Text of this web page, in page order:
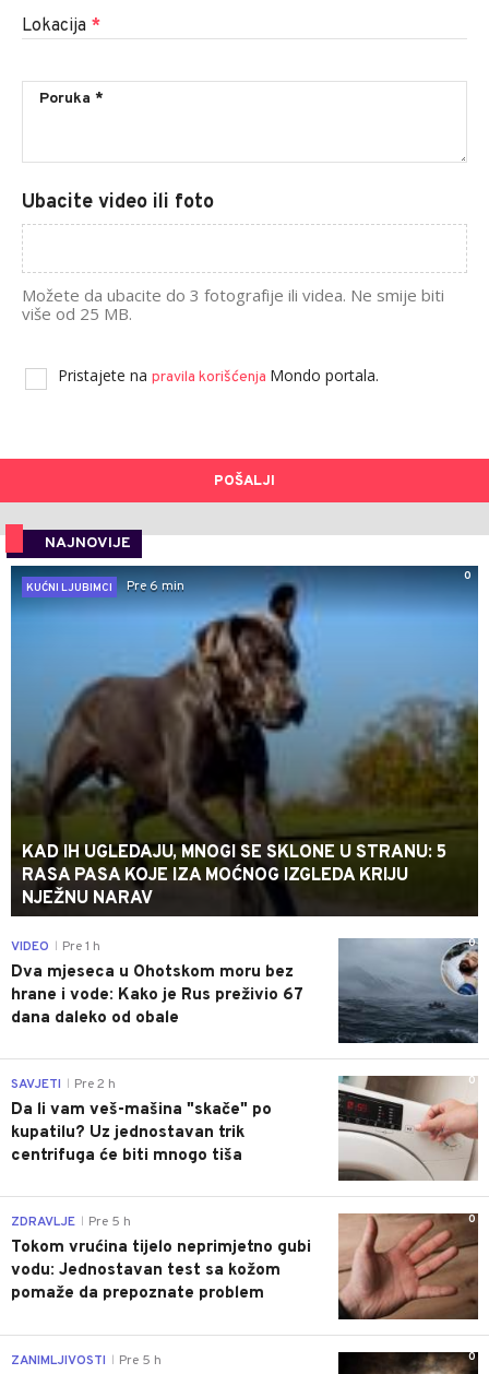
Lokacija *
Ubacite video ili foto
Možete da ubacite do 3 fotografije ili videa. Ne smije biti
više od 25 MB.
Pristajete na pravila korišćenja Mondo portala.
POŠALJI
NAJNOVIJE
0
KUĆNI LJUBIMCI
Pre 6 min
KAD IH UGLEDAJU, MNOGI SE SKLONE U STRANU: 5
RASA PASA KOJE IZA MOĆNOG IZGLEDA KRIJU
NJEŽNU NARAV
0
VIDEO Pre 1 h
Dva mjeseca u Ohotskom moru bez
hrane i vode: Kako je Rus preživio 67
dana daleko od obale
0
SAVJETI Pre 2 h
Da li vam veš-mašina "skače" po
kupatilu? Uz jednostavan trik
centrifuga će biti mnogo tiša
0
ZDRAVLJE Pre 5 h
Tokom vrućina tijelo neprimjetno gubi
vodu: Jednostavan test sa kožom
pomaže da prepoznate problem
0
ZANIMLJIVOSTI Pre 5 h